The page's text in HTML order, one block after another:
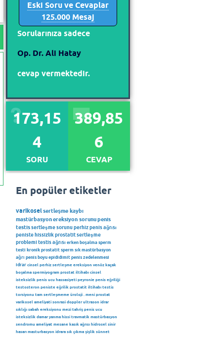
Eski Soru ve Cevaplar
125.000 Mesaj
Sorularınıza sadece
Op. Dr. Ali Hatay
cevap vermektedir.
173,15
4
SORU
389,85
6
CEVAP
En popüler etiketler
varikoselsertleşme kaybı
mastürbasyonereksiyon sorunupenis
testissertleşme sorunuperhizpenis ağrısı
peniste hissizlikprostatitsertleşme
problemitestis ağrısı erken boşalmasperm
testi kronik prostatitspermsık mastürbasyon
ağrı penis boyuepididimitpenis zedelenmesi
idrar cinsel perhiz sertleşme ereksiyon venöz kaçak
boşalma spermiyogram prostat iltihabı cinsel
isteksizlik penis ucu hassasiyeti peyronie penis eğriliği
testosteron peniste eğrilik prostatit iltihabı testis
torsiyonu tam sertleşmeme üroloji meni prostat
varikosel ameliyati sonrasi doppler ultrason idrar
sıklığı sabah ereksiyonu mezi tahriş penis ucu
isteksizlik damar yanma hissi travmatik mastürbasyon
sendromu ameliyat mesane kasık ağrısı hidrosel sinir
hasarı masturbasyon idrara sık çıkma şişlik sünnet